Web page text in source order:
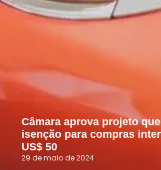
Câmara aprova projeto
isenção para compras
US$ 50
29 de maio de 2024